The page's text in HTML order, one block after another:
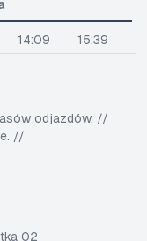
02
14:09
15:39
odjazdów. //
//